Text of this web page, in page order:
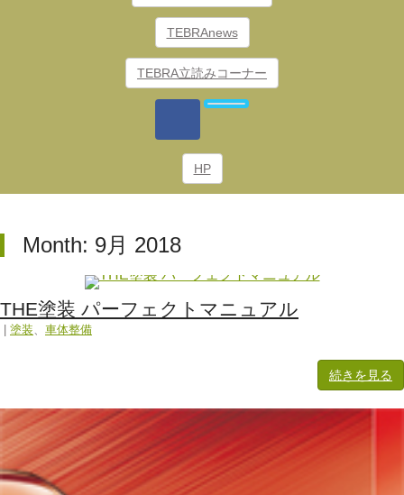
TEBRAnews
TEBRA立読みコーナー
HP
Month: 9月 2018
THE塗装 パーフェクトマニュアル
塗装 車体整備
続きを見る